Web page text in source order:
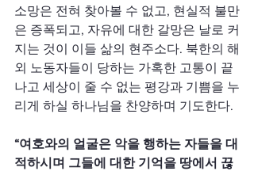
소망은 전혀 찾아볼 수 없고, 현실적 불만
은 증폭되고, 자유에 대한 갈망은 날로 커
지는 것이 이들 삶의 현주소다. 북한의 해
외 노동자들이 당하는 가혹한 고통이 끝
나고 세상이 줄 수 없는 평강과 기쁨을 누
리게 하실 하나님을 찬양하며 기도한다.
“여호와의 얼굴은 악을 행하는 자들을 대
적하시며 그들에 대한 기억을 땅에서 끊